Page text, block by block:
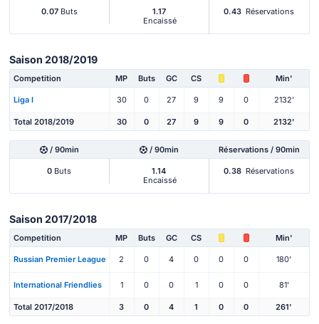
0.07Buts
1.17
Encaissé
0.43 Réservations
Saison 2018/2019
Competition MP Buts GC CS Min'
Liga I 30 0 27 9 9 0 2132'
Total 2018/2019 30 0 27 9 9 0 2132'
/ 90min / 90min Réservations / 90min
0 Buts
1.14
Encaissé
0.38 Réservations
Saison 2017/2018
Competition MP Buts GC CS Min'
Russian Premier League 2 0 4 0 0 0 180'
International Friendlies 1 0 0 1 0 0 81'
Total 2017/2018 3 0 4 1 0 0 261'